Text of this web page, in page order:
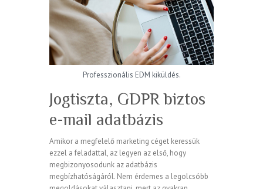
Professzionális EDM kiküldés.
Jogtiszta, GDPR biztos
e-mail adatbázis
Amikor a megfelelő marketing céget keressük
ezzel a feladattal, az legyen az első, hogy
megbizonyosodunk az adatbázis
megbízhatóságáról. Nem érdemes a legolcsóbb